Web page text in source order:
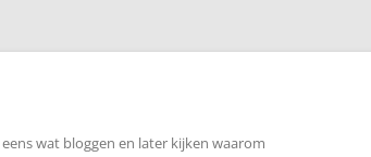
wat bloggen en later kijken waarom